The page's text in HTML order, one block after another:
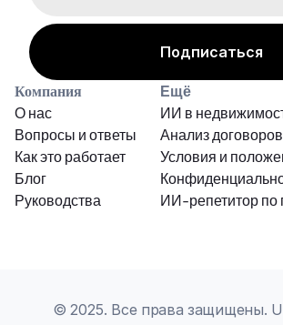
Компания
О нас
Вопросы и ответы
Как это работает
Блог
Руководства
Ещё
Условия и
Анализ
ИИ-репетитор по
ИИ в
© 2025. Все права защищены.